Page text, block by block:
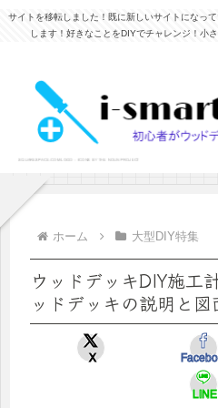
サイトを移転しました！既に新しいサイトになっ
します！好きなことをDIYでチャレンジ！小
ホーム 大型DIY特集
ウッドデッキDIY施
ッドデッキの説明と図
X
LINE